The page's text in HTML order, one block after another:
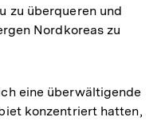
zu überqueren und
Nordkoreas zu
eine überwältigende
konzentriert hatten,